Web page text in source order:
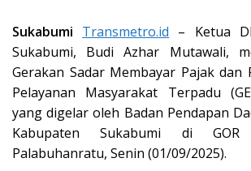
Sukabumi Transmetro.id – Ketua
Sukabumi, Budi Azhar Mutawali,
Gerakan Sadar Membayar Pajak dan
Pelayanan Masyarakat Terpadu
yang digelar oleh Badan Pendapan
Kabupaten Sukabumi di
Palabuhanratu, Senin (01/09/2025).